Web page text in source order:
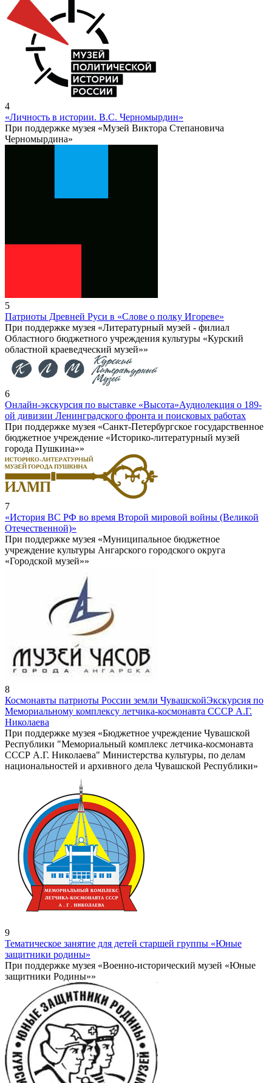
4
«Личность в истории. В.С. Черномырдин»
При поддержке музея «Музей Виктора Степановича
Черномырдина»
5
Патриоты Древней Руси в «Слове о полку Игореве»
При поддержке музея «Литературный музей - филиал
Областного бюджетного учреждения культуры «Курский
областной краеведческий музей»»
6
Онлайн-экскурсия по выставке «Высота»Аудиолекция о 189-
ой дивизии Ленинградского фронта и поисковых работах
При поддержке музея «Санкт-Петербургское государственное
бюджетное учреждение «Историко-литературный музей
города Пушкина»»
7
«История ВС РФ во время Второй мировой войны (Великой
Отечественной)»
При поддержке музея «Муниципальное бюджетное
учреждение культуры Ангарского городского округа
«Городской музей»»
8
Космонавты патриоты России земли ЧувашскойЭкскурсия по
Мемориальному комплексу летчика-космонавта СССР А.Г.
Николаева
При поддержке музея «Бюджетное учреждение Чувашской
Республики "Мемориальный комплекс летчика-космонавта
СССР А.Г. Николаева" Министерства культуры, по делам
национальностей и архивного дела Чувашской Республики»
9
Тематическое занятие для детей старшей группы «Юные
защитники родины»
При поддержке музея «Военно-исторический музей «Юные
защитники Родины»»